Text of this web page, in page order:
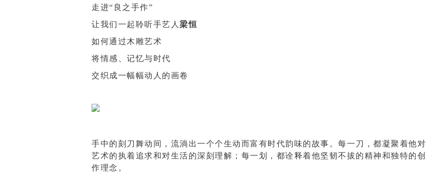
走进“良之手作”
让我们一起聆听手艺人 梁恒
如何通过木雕艺术
将情感、记忆与时代
交织成一幅幅动人的画卷
手中的刻刀舞动间，流淌出一个个生动而富有时代韵味的故事。每一刀，都凝聚着他对
艺术的执着追求和对生活的深刻理解；每一划，都诠释着他坚韧不拔的精神和独特的创
作理念。